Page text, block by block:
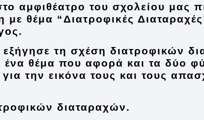
αμφιθέατρο του σχολείου μας
με θέμα “Διατροφικές
τη σχέση διατροφικών
ένα θέμα που αφορά και τα δύο
την εικόνα τους και τους
διαταραχών.